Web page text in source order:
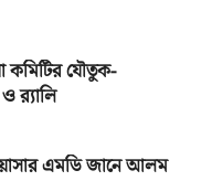
কমিটির যৌতুক-
র‌্যালি
এমডি জানে আলম